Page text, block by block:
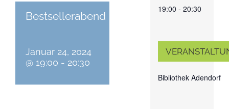
Bestsellerabend
Januar 24, 2024
@ 19:00 - 20:30
19:00 - 20:30
Bibliothek Adendorf